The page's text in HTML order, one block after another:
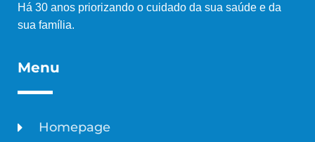
Há 30 anos priorizando o cuidado da sua saúde e da
sua família.
Menu
Homepage